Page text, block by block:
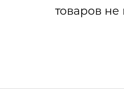
товаров